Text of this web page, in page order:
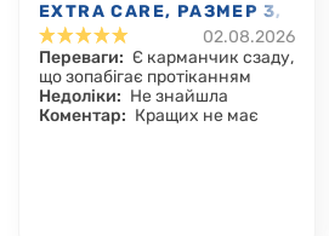
EXTRA CARE, РАЗМЕР 3,
6-10 КГ, 40 ШТ.
02.08.2026
Переваги: Є карманчик сзаду,
що зопабігає протіканням
Недоліки: Не знайшла
Коментар: Кращих не має